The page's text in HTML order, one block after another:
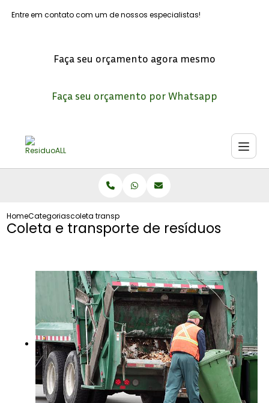
Entre em contato com um de nossos especialistas!
Faça seu orçamento agora mesmo
Faça seu orçamento por Whatsapp
HomeCategoriascoleta transporte residuos
Coleta e transporte de resíduos